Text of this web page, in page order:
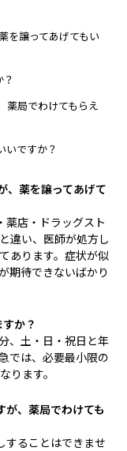
を譲ってあげてもい
薬局でわけてもらえ
いですか？
、薬を譲ってあげて
薬店・ドラッグスト
違い、医師が処方し
あります。症状が似
期待できないばかり
か？
、土・日・祝日と年
では、必要最小限の
ります。
が、薬局でわけても
することはできませ